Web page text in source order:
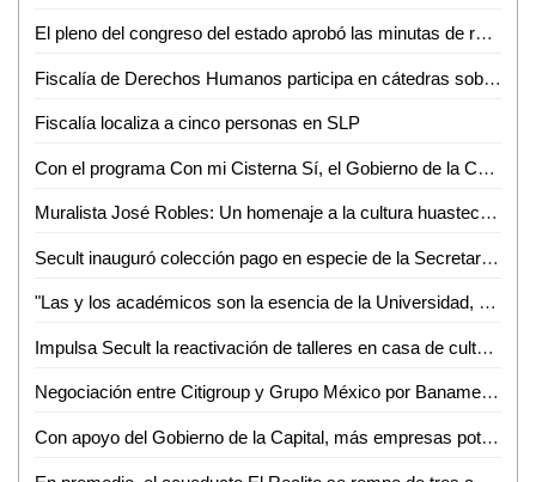
El pleno del congreso del estado aprobó las minutas de reforma constitucional federal, en materia de suspensión derechos para ocupar cargo, empleo o comisión del servicio público
Fiscalía de Derechos Humanos participa en cátedras sobre el combate a la trata de personas
Fiscalía localiza a cinco personas en SLP
Con el programa Con mi Cisterna Sí, el Gobierno de la Capital beneficia a familias de la zona rural
Muralista José Robles: Un homenaje a la cultura huasteca a través de su arte y cosmovisión
Secult inauguró colección pago en especie de la Secretaría de Hacienda y crédito público
"Las y los académicos son la esencia de la Universidad, porque en ellos está la avidez de crear, resguardar y difundir saberes": Dr. Alejandro Zermeño
Impulsa Secult la reactivación de talleres en casa de cultura del barrio de San Sebastián
Negociación entre Citigroup y Grupo México por Banamex se interrumpe debido a percance en vías férreas; venta se pospone hasta 2025
Con apoyo del Gobierno de la Capital, más empresas potosinas están por integrarse como proveedores del sector automotriz